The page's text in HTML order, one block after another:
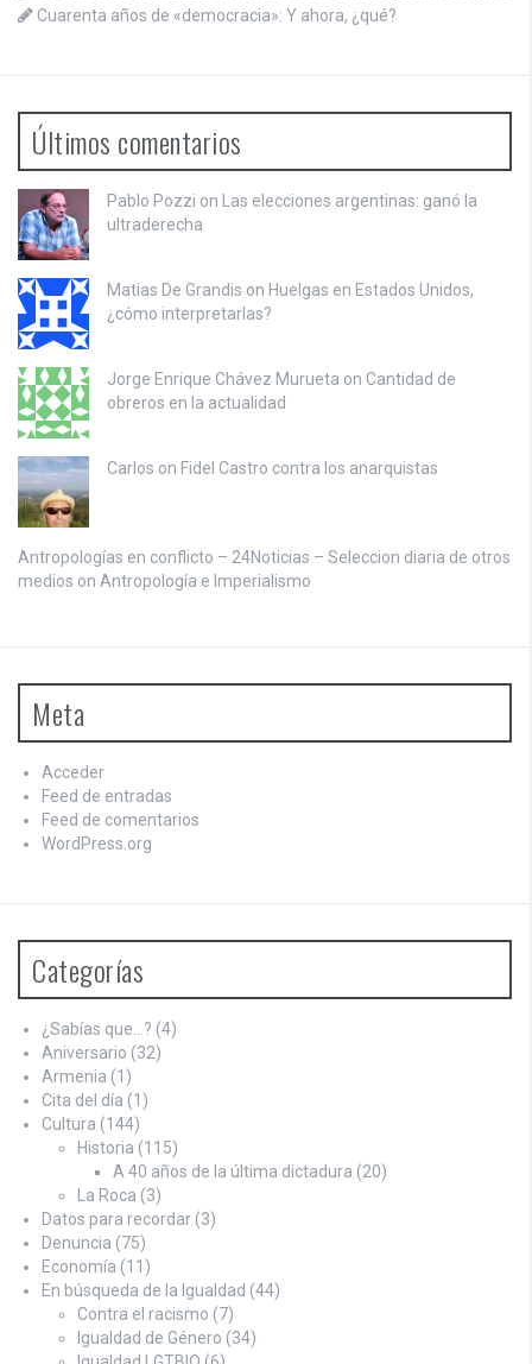
Cuarenta años de «democracia»: Y ahora, ¿qué?
Últimos comentarios
Pablo Pozzi on
Las elecciones argentinas: ganó la
ultraderecha
Matias De Grandis on Huelgas en Estados Unidos,
¿cómo interpretarlas?
Jorge Enrique Chávez Murueta on Cantidad de
obreros en la actualidad
Carlos on Fidel Castro contra los anarquistas
Antropologías en conflicto – 24Noticias – Seleccion diaria de otros
medios on Antropología e Imperialismo
Meta
Acceder
Feed de entradas
Feed de comentarios
WordPress.org
Categorías
¿Sabías que…? (4)
Aniversario (32)
Armenia (1)
Cita del día (1)
Cultura (144)
Historia (115)
A 40 años de la última dictadura (20)
La Roca (3)
Datos para recordar (3)
Denuncia (75)
Economía (11)
En búsqueda de la Igualdad (44)
Contra el racismo (7)
Igualdad de Género (34)